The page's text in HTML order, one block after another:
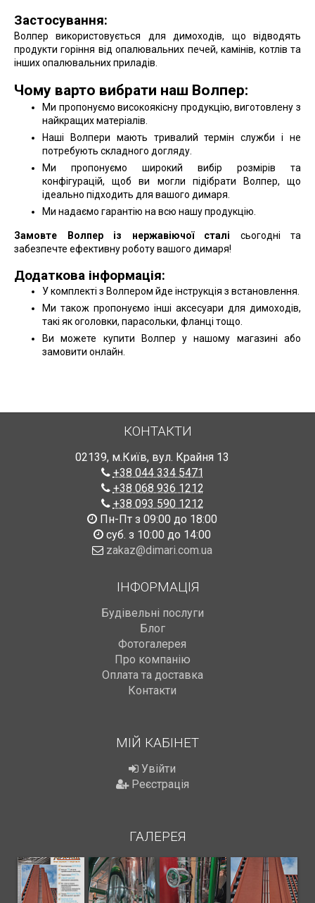
Застосування:
Волпер використовується для димоходів, що відводять
продукти горіння від опалювальних печей, камінів, котлів та
інших опалювальних приладів.
Чому варто вибрати наш Волпер:
Ми пропонуємо високоякісну продукцію, виготовлену з
найкращих матеріалів.
Наші Волпери мають тривалий термін служби і не
потребують складного догляду.
Ми пропонуємо широкий вибір розмірів та
конфігурацій, щоб ви могли підібрати Волпер, що
ідеально підходить для вашого димаря.
Ми надаємо гарантію на всю нашу продукцію.
Замовте Волпер із нержавіючої сталі сьогодні та
забезпечте ефективну роботу вашого димаря!
Додаткова інформація:
У комплекті з Волпером йде інструкція з встановлення.
Ми також пропонуємо інші аксесуари для димоходів,
такі як оголовки, парасольки, фланці тощо.
Ви можете купити Волпер у нашому магазині або
замовити онлайн.
КОНТАКТИ
02139, м.Київ, вул. Крайня 13
+38 044 334 5471
+38 068 936 1212
+38 093 590 1212
Пн-Пт з 09:00 до 18:00
суб. з 10:00 до 14:00
zakaz@dimari.com.ua
ІНФОРМАЦІЯ
Будівельні послуги
Блог
Фотогалерея
Про компанію
Оплата та доставка
Контакти
МІЙ КАБІНЕТ
Увійти
Реєстрація
ГАЛЕРЕЯ